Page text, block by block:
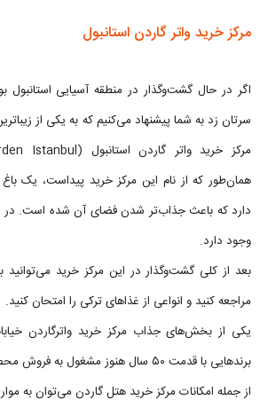
مرکز خرید واتر گاردن استانبول
اگر در حال گشت‌وگذار در منطقه آسیایی استانبول
سرتان زد به شما پیشنهاد می‌کنیم که به یکی از
همان‌طور که از نام این مرکز خرید پیداست، یک
وجود دارد.
بعد از کلی گشت‌وگذار در این مرکز خرید می‌توانید
مراجعه کنید و انواعی از غذاهای ترکی را امتحان کنید.
یکی از بخش‌های جذاب مرکز خرید واترگاردن
برندهایی با قدمت ۵۰ سال هنوز مشغول به فروش محصولات خود هستند.
از جمله امکانات مرکز خرید هتل گاردن می‌توان به